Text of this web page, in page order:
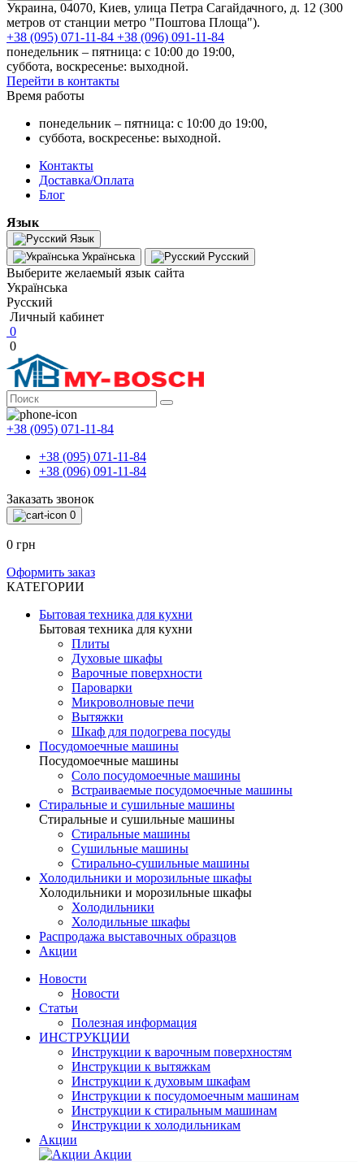
Украина, 04070, Киев, улица Петра Сагайдачного, д. 12 (300
метров от станции метро "Поштова Площа").
+38 (095) 071-11-84 +38 (096) 091-11-84
понедельник – пятница: с 10:00 до 19:00,
суббота, воскресенье: выходной.
Перейти в контакты
Время работы
понедельник – пятница: с 10:00 до 19:00,
суббота, воскресенье: выходной.
Контакты
Доставка/Оплата
Блог
Язык
Язык
Українська
Русский
Выберите желаемый язык сайта
Українська
Русский
Личный кабинет
0
0
+38 (095) 071-11-84
+38 (095) 071-11-84
+38 (096) 091-11-84
Заказать звонок
0
0 грн
Оформить заказ
КАТЕГОРИИ
Бытовая техника для кухни
Бытовая техника для кухни
Плиты
Духовые шкафы
Варочные поверхности
Пароварки
Микроволновые печи
Вытяжки
Шкаф для подогрева посуды
Посудомоечные машины
Посудомоечные машины
Соло посудомоечные машины
Встраиваемые посудомоечные машины
Стиральные и сушильные машины
Стиральные и сушильные машины
Стиральные машины
Сушильные машины
Стирально-сушильные машины
Холодильники и морозильные шкафы
Холодильники и морозильные шкафы
Холодильники
Холодильные шкафы
Распродажа выставочных образцов
Акции
Новости
Новости
Статьи
Полезная информация
ИНСТРУКЦИИ
Инструкции к варочным поверхностям
Инструкции к вытяжкам
Инструкции к духовым шкафам
Инструкции к посудомоечным машинам
Инструкции к стиральным машинам
Инструкции к холодильникам
Акции
Акции